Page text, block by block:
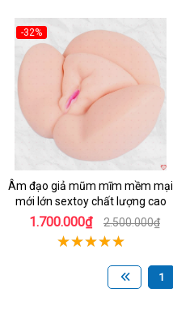
-32%
Hot
Âm đạo giả mũm mĩm mềm mại
mới lớn sextoy chất lượng cao
1.700.000₫ 2.500.000₫
1